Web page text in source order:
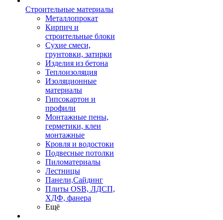
Строительные материалы
Металлопрокат
Кирпич и
строительные блоки
Сухие смеси,
грунтовки, затирки
Изделия из бетона
Теплоизоляция
Изоляционные
материалы
Гипсокартон и
профили
Монтажные пены,
герметики, клеи
монтажные
Кровля и водостоки
Подвесные потолки
Пиломатериалы
Лестницы
Панели,Сайдинг
Плиты OSB, ЛДСП,
ХДФ, фанера
Ещё